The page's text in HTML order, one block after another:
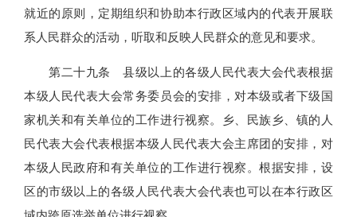
就近的原则，定期组织和协助本行政区域内的代表开展联
系人民群众的活动，听取和反映人民群众的意见和要求。
第二十九条 县级以上的各级人民代表大会代表根据
本级人民代表大会常务委员会的安排，对本级或者下级国
家机关和有关单位的工作进行视察。乡、民族乡、镇的人
民代表大会代表根据本级人民代表大会主席团的安排，对
本级人民政府和有关单位的工作进行视察。根据安排，设
区的市级以上的各级人民代表大会代表也可以在本行政区